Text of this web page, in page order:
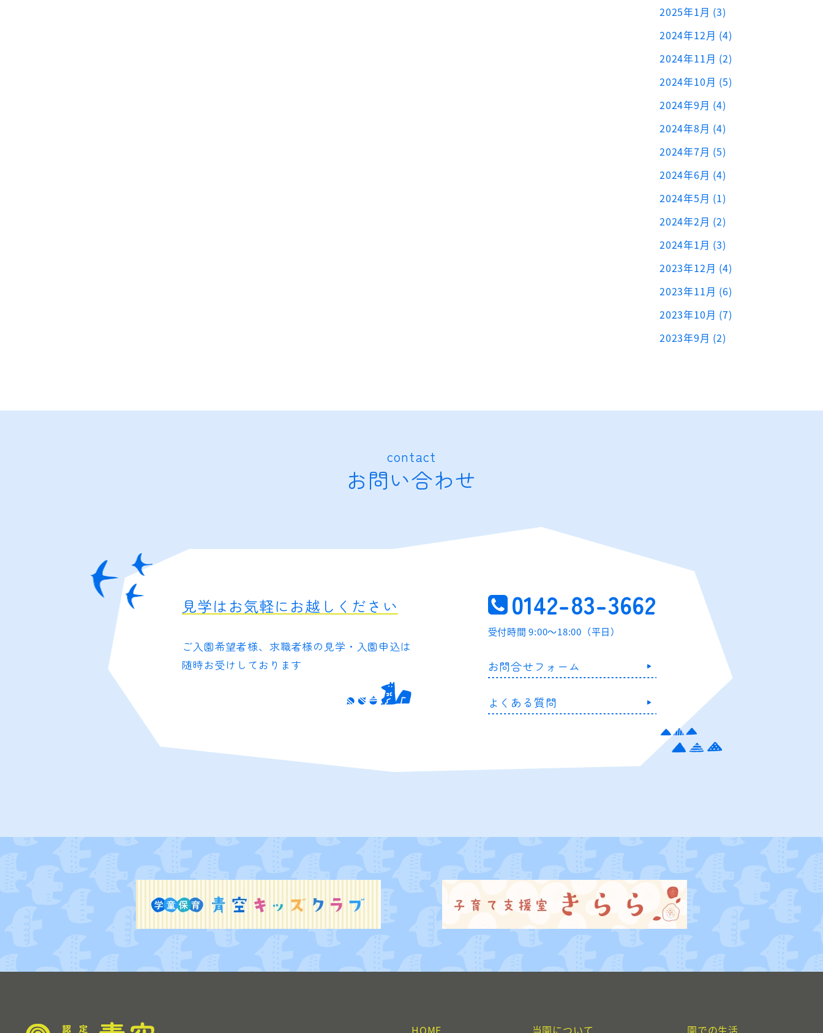
2025年1月 (3)
2024年12月 (4)
2024年11月 (2)
2024年10月 (5)
2024年9月 (4)
2024年8月 (4)
2024年7月 (5)
2024年6月 (4)
2024年5月 (1)
2024年2月 (2)
2024年1月 (3)
2023年12月 (4)
2023年11月 (6)
2023年10月 (7)
2023年9月 (2)
contact
お問い合わせ
見学はお気軽にお越しください
ご入園希望者様、求職者様の 見学・入園申込は
随時お受けしております
0142-83-3662
受付時間 9:00～18:00（平日）
お問合せフォーム
よくある質問